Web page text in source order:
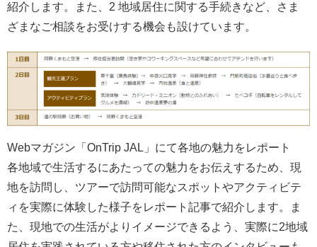
紹介します。また、2 地域居住に関する手続きなど、さま
ざまなご相談をお受けする機会も設けています。
Webマガジン「OnTrip JAL」にて各地の魅力をレポート
各地域で生活するにあたっての魅力をお伝えするため、現
地を訪問し、ツアーで訪問可能なスポットやアクティビテ
ィを実際に体験した様子をレポート記事で紹介します。ま
た、現地での生活がよりイメージできるよう、実際に2地域